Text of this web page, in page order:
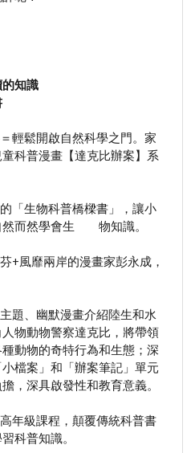
知識
鬆開啟自然科學之門。家
科普漫畫【達克比辦案】系
生物科普橋樑書」，讓小
然而然學會生 物知識。
風靡兩岸的漫畫家彭永成，
、幽默漫畫介紹陸生和水
物動物警察達克比，將帶領
動物的奇特行為和生態；深
檔案」和「辦案筆記」單元
，深具啟發性和教育意義。
級課程，顛覆傳統科普書
科普知識。